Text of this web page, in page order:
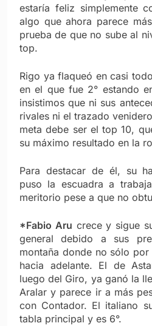
estaría feliz simplemente
algo que ahora parece
prueba de que no sube al
top.
Rigo ya flaqueó en casi
en el que fue 2° estando
insistimos que ni sus
rivales ni el trazado
meta debe ser el top 10,
su máximo resultado en la
Para destacar de él, su
puso la escuadra a
meritorio pese a que no
*Fabio Aru crece y sigue
general debido a sus
montaña donde no sólo
hacia adelante. El de
luego del Giro, ya ganó la
Aralar y parece ir a más
con Contador. El italiano
tabla principal y es 6°.